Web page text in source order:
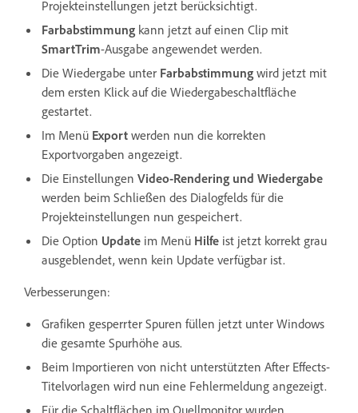
Projekteinstellungen jetzt berücksichtigt.
Farbabstimmung kann jetzt auf einen Clip mit
SmartTrim-Ausgabe angewendet werden.
Die Wiedergabe unter Farbabstimmung wird jetzt mit
dem ersten Klick auf die Wiedergabeschaltfläche
gestartet.
Im Menü Export werden nun die korrekten
Exportvorgaben angezeigt.
Die Einstellungen Video-Rendering und Wiedergabe
werden beim Schließen des Dialogfelds für die
Projekteinstellungen nun gespeichert.
Die Option Update im Menü Hilfe ist jetzt korrekt grau
ausgeblendet, wenn kein Update verfügbar ist.
Verbesserungen:
Grafiken gesperrter Spuren füllen jetzt unter Windows
die gesamte Spurhöhe aus.
Beim Importieren von nicht unterstützten After Effects-
Titelvorlagen wird nun eine Fehlermeldung angezeigt.
Für die Schaltflächen im Quellmonitor wurden